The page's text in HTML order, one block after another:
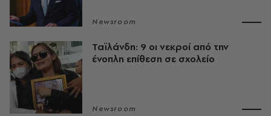
Newsroom
Ταϊλάνδη: 9 οι νεκροί από την
ένοπλη επίθεση σε σχολείο
Newsroom